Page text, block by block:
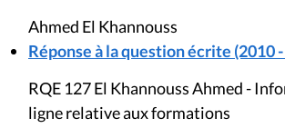
Ahmed El Khannouss
Réponse à la question écrite (2010
RQE 127 El Khannouss Ahmed -
ligne relative aux formations